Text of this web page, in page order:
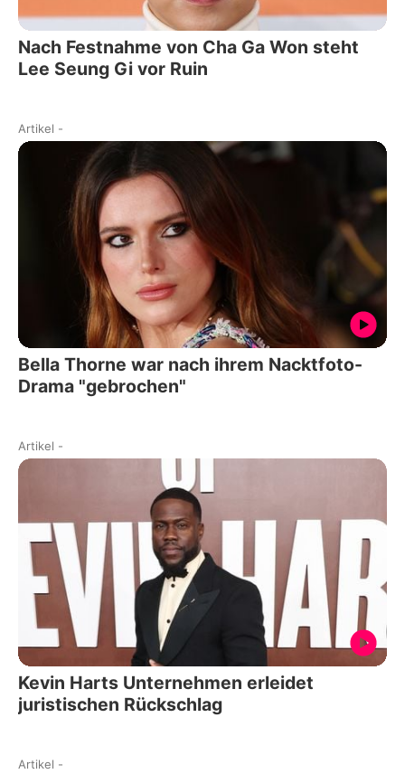
Nach Festnahme von Cha Ga Won steht
Lee Seung Gi vor Ruin
Artikel -
Bella Thorne war nach ihrem Nacktfoto-
Drama "gebrochen"
Artikel -
Kevin Harts Unternehmen erleidet
juristischen Rückschlag
Artikel -